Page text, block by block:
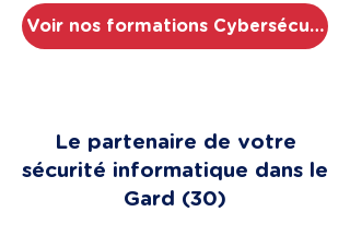
Voir nos formations Cybersécurité
Le partenaire de votre
sécurité informatique dans le
Gard (30)